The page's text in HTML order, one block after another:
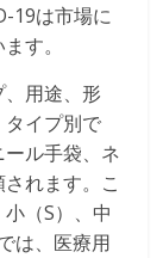
19は市場に
す。
用途、形
イプ別で
ル手袋、ネ
れます。こ
（S）、中
は、医療用